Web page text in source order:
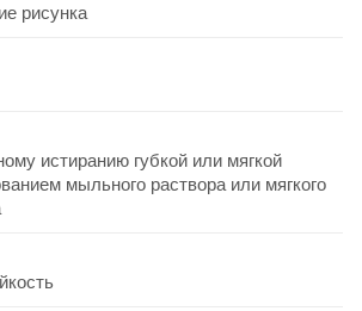
рисунка
истиранию губкой или мягкой
мыльного раствора или мягкого